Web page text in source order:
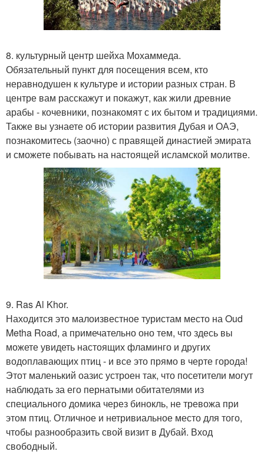
8. культурный центр шейха Мохаммеда.
Обязательный пункт для посещения всем, кто
неравнодушен к культуре и истории разных стран. В
центре вам расскажут и покажут, как жили древние
арабы - кочевники, познакомят с их бытом и традициями.
Также вы узнаете об истории развития Дубая и ОАЭ,
познакомитесь (заочно) с правящей династией эмирата
и сможете побывать на настоящей исламской молитве.
9. Ras Al Khor.
Находится это малоизвестное туристам место на Oud
Metha Road, а примечательно оно тем, что здесь вы
можете увидеть настоящих фламинго и других
водоплавающих птиц - и все это прямо в черте города!
Этот маленький оазис устроен так, что посетители могут
наблюдать за его пернатыми обитателями из
специального домика через бинокль, не тревожа при
этом птиц. Отличное и нетривиальное место для того,
чтобы разнообразить свой визит в Дубай. Вход
свободный.